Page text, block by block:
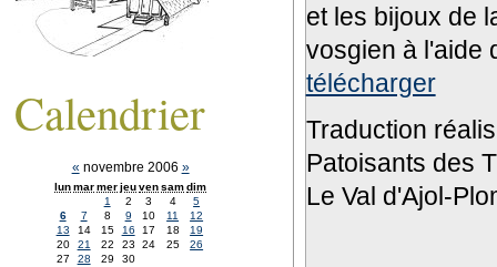
et les bijoux de
vosgien à l'aide
télécharger
Traduction
Patoisants des
Le Val d'Ajol-
Calendrier
« novembre 2006 »
lunmarmerjeuvensamdim
1
2 3 4
5
6
7 8 9 10 11
12
13
14 15 16 17 18
19
20
21 22 23 24 25
26
27
28 29 30